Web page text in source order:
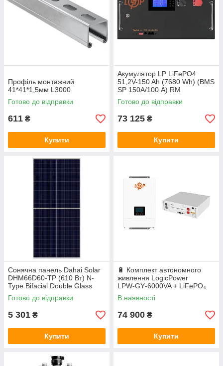
Профіль монтажний
41*41*1,5мм L3000
Готово до відправки
611 ₴
Купити
Акумулятор LP LiFePO4
51,2V-150 Ah (7680 Wh) (BMS
SP 150A/100 А) RM
RS485/CAN LCD BL
Готово до відправки
73 125 ₴
Купити
Сонячна панель Dahai Solar
DHM66D60-TP (610 Вт) N-
Type Bifacial Double Glass
Готово до відправки
5 301 ₴
Купити
🔋 Комплект автономного
живлення LogicPower
LPW‑GY‑6000VA + LiFePO₄
акумулятор Deye SE‑G5.1
Pro‑B
В наявності
74 900 ₴
Купити